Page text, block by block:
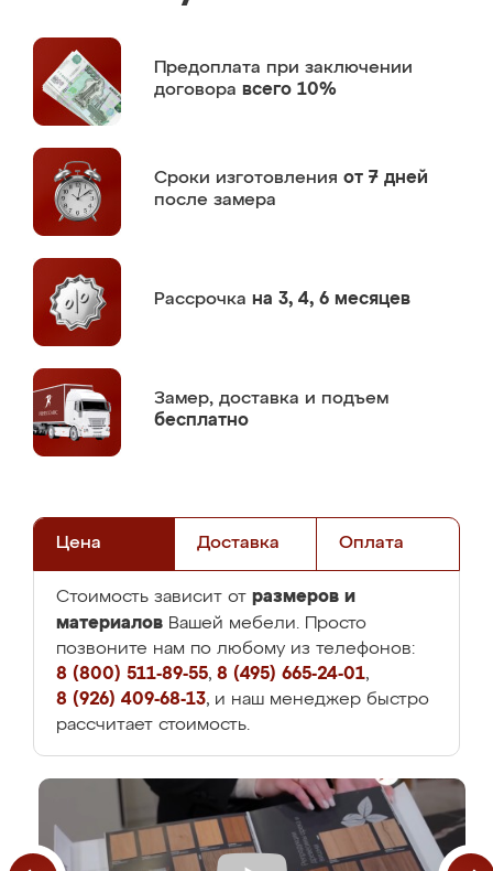
Предоплата при заключении
договора всего 10%
Сроки изготовления от 7 дней
после замера
Рассрочка на 3, 4, 6 месяцев
Замер, доставка и подъем
бесплатно
Цена Доставка Оплата
Стоимость зависит от размеров и
материалов Вашей мебели. Просто
позвоните нам по любому из телефонов:
8 (800) 511-89-55, 8 (495) 665-24-01,
8 (926) 409-68-13, и наш менеджер быстро
рассчитает стоимость.